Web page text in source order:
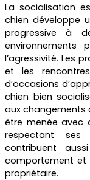
La socialisation
chien développe
progressive à
environnements
l’agressivité. Les
et les
d’occasions
chien bien
aux changements
être menée avec
respectant ses
contribuent
comportement et
propriétaire.